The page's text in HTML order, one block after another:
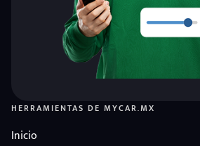
HERRAMIENTAS DE MYCAR.MX
Inicio